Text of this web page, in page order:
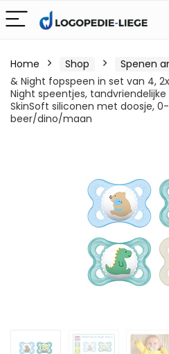
Home Shop Spenen
& Night fopspeen in set van 4,
Night speentjes,
SkinSoft siliconen met doosje,
beer/dino/maan